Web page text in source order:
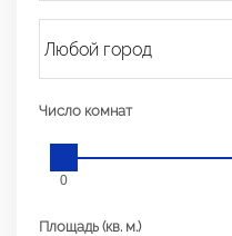
Число комнат
0
Площадь (кв. м.)